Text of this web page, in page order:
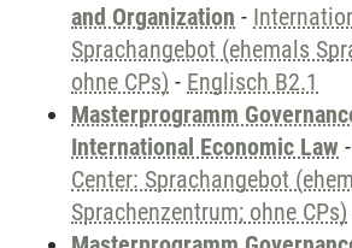
and Organization -
Sprachangebot (ehemals
ohne CPs) - Englisch B2.1
Masterprogramm
International Economic Law -
Center: Sprachangebot
Sprachenzentrum; ohne CPs)